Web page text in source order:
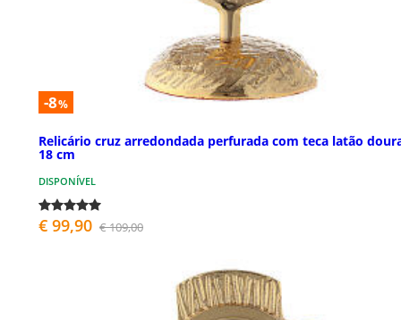
-8%
Relicário cruz arredondada perfurada com teca latão
18 cm
DISPONÍVEL
€ 99,90 € 109,00